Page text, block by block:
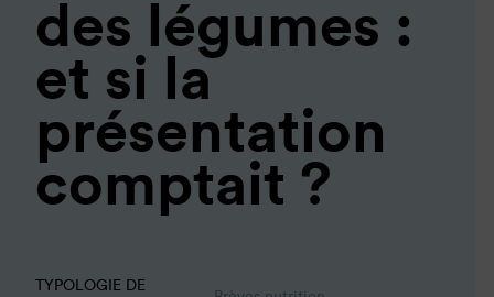
des légumes :
et si la
présentation
comptait ?
TYPOLOGIE DE